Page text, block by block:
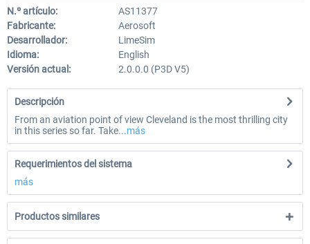
N.º artículo:
AS11377
Fabricante:
Aerosoft
Desarrollador:
LimeSim
Idioma:
English
Versión actual:
2.0.0.0 (P3D V5)
Descripción
From an aviation point of view Cleveland is the most thrilling city
in this series so far. Take...más
Requerimientos del sistema
más
Productos similares